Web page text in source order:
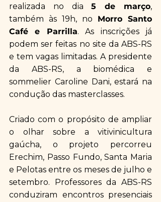
realizada no dia 5 de março,
também às 19h, no Morro Santo
Café e Parrilla. As inscrições já
podem ser feitas no site da ABS-RS
e tem vagas limitadas. A presidente
da ABS-RS, a biomédica e
sommelier Caroline Dani, estará na
condução das masterclasses.
Criado com o propósito de ampliar
o olhar sobre a vitivinicultura
gaúcha, o projeto percorreu
Erechim, Passo Fundo, Santa Maria
e Pelotas entre os meses de julho e
setembro. Professores da ABS-RS
conduziram encontros presenciais